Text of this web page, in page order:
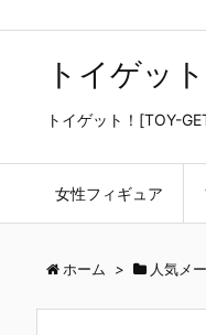
トイゲッ
トイゲット！[TOY-
女性フィギュア
ホーム > 人気メ